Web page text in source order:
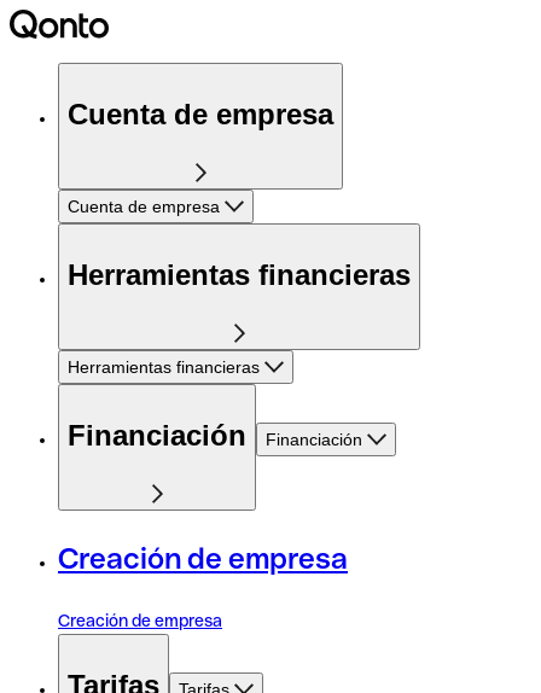
Cuenta de empresa
Cuenta de empresa
Herramientas financieras
Herramientas financieras
Financiación Financiación
Creación de empresa
Creación de empresa
Tarifas